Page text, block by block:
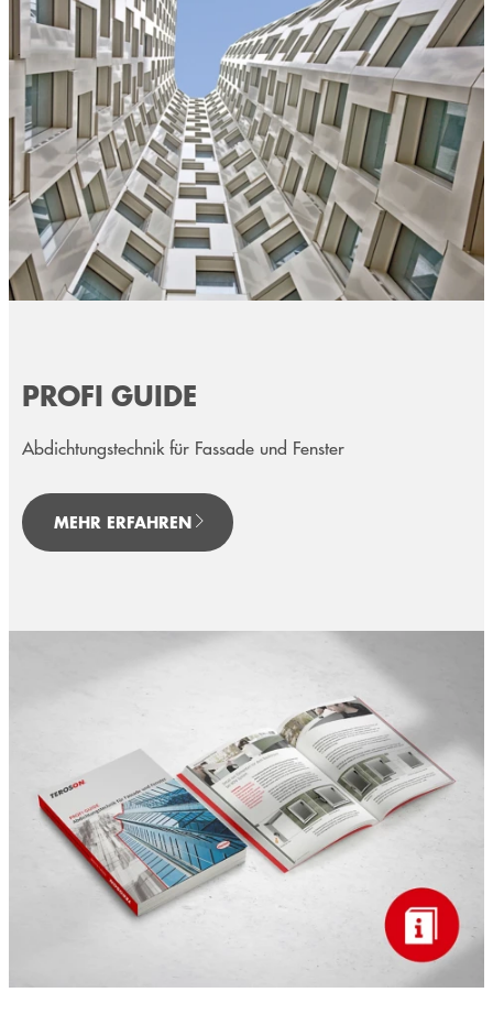
PROFI GUIDE
Abdichtungstechnik für Fassade und Fenster
MEHR ERFAHREN